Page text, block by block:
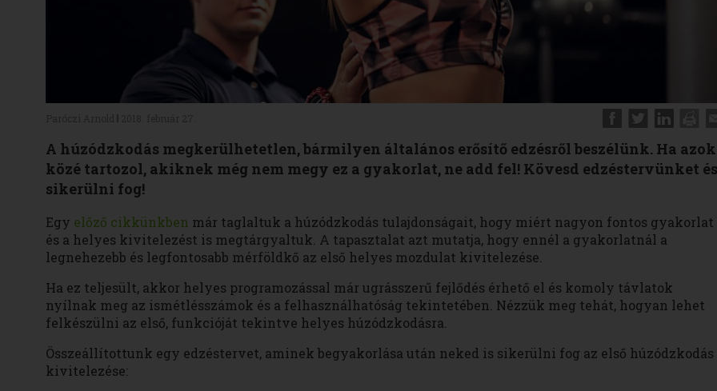
A húzódzkodás megkerülhetetlen, bármilyen általános erősítő edzésről beszélünk. Ha azok
közé tartozol, akiknek még nem megy ez a gyakorlat, ne add fel! Kövesd edzéstervünket és
sikerülni fog!
Egy előző cikkünkben már taglaltuk a húzódzkodás tulajdonságait, hogy miért nagyon fontos gyakorlat
és a helyes kivitelezést is megtárgyaltuk. A tapasztalat azt mutatja, hogy ennél a gyakorlatnál a
legnehezebb és legfontosabb mérföldkő az első helyes mozdulat kivitelezése.
Ha ez teljesült, akkor helyes programozással már ugrásszerű fejlődés érhető el és komoly távlatok
nyílnak meg az ismétlésszámok és a felhasználhatóság tekintetében. Nézzük meg tehát, hogyan lehet
felkészülni az első, funkcióját tekintve helyes húzódzkodásra.
Összeállítottunk egy edzéstervet, aminek begyakorlása után neked is sikerülni fog az első húzódzkodás
kivitelezése: